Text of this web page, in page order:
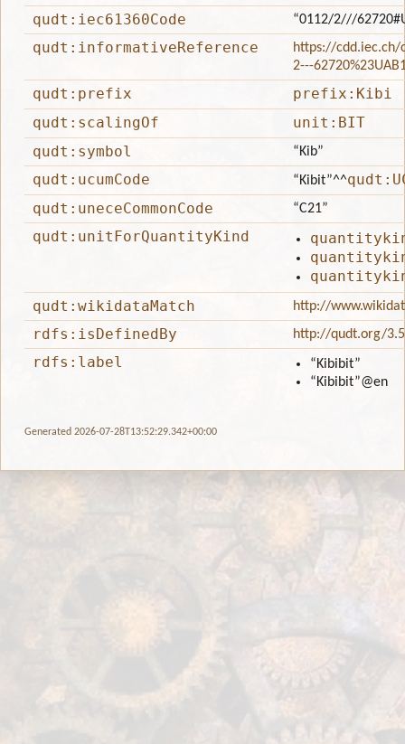
qudt:iec61360Code “0112/2///
qudt:informativeReference
https://cdd.iec.ch/
2---
qudt:prefix
prefix:Kibi
qudt:scalingOf
unit:BIT
qudt:symbol
“Kib”
qudt:ucumCode “Kibit”^^
qudt:uneceCommonCode
“C21”
qudt:unitForQuantityKind
qudt:wikidataMatch
http://
rdfs:isDefinedBy http://qudt.org/
rdfs:label
“Kibibit”
“Kibibit”@en
Generated 2026-07-28T13:52:29.342+00:00